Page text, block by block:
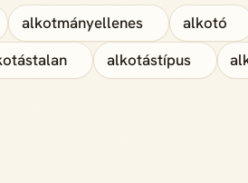
alkotmányellenes
alkotó
alkotástípus